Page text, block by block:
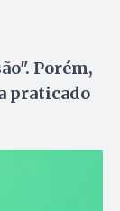
Porém,
praticado